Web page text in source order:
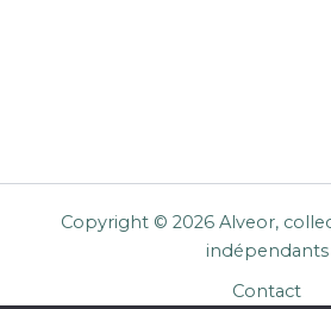
Copyright © 2026 Alveor,
indépendants
Contact